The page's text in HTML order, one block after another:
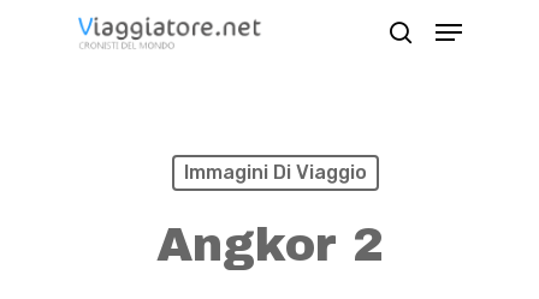
Menu
Immagini Di Viaggio
Angkor 2